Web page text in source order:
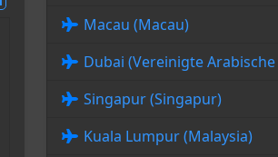
Macau (Macau)
Dubai (Vereinigte
Singapur (Singapur)
Kuala Lumpur (Malaysia)